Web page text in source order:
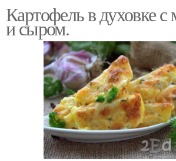
Картофель в духовке с
и сыром.